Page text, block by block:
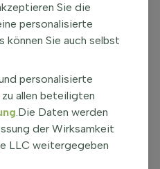
zu
die
Sie die
personalisierte
können Sie auch selbst
personalisierte
allen beteiligten
.Die Daten werden
der Wirksamkeit
LLC weitergegeben